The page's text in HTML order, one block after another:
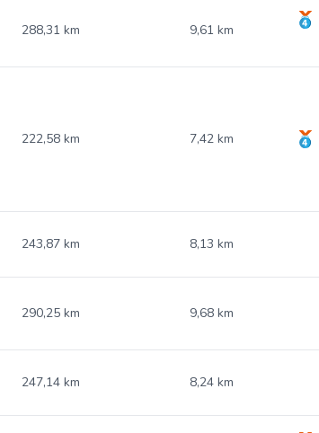
288,31 km 9,61 km
222,58 km 7,42 km
243,87 km 8,13 km
290,25 km 9,68 km
247,14 km 8,24 km